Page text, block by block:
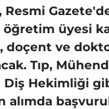
Resmi
öğretim üyesi
doçent ve
Tıp,
Diş Hekimliği
alımda